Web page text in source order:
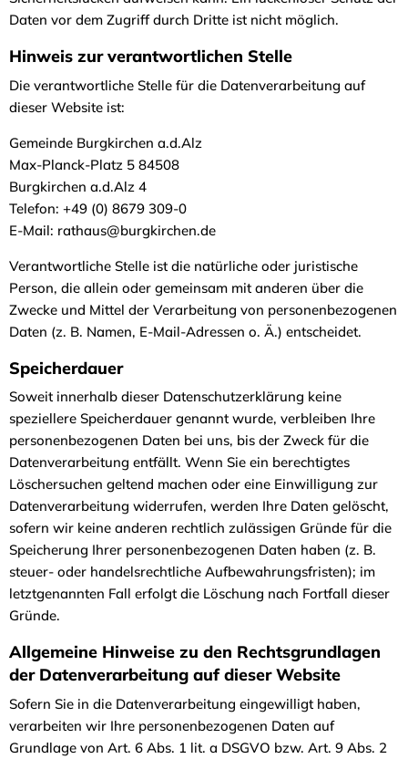
Daten vor dem Zugriff durch Dritte ist nicht möglich.
Hinweis zur verantwortlichen Stelle
Die verantwortliche Stelle für die Datenverarbeitung auf
dieser Website ist:
Gemeinde Burgkirchen a.d.Alz
Max-Planck-Platz 5 84508
Burgkirchen a.d.Alz 4
Telefon: +49 (0) 8679 309-0
E-Mail: rathaus@burgkirchen.de
Verantwortliche Stelle ist die natürliche oder juristische
Person, die allein oder gemeinsam mit anderen über die
Zwecke und Mittel der Verarbeitung von personenbezogenen
Daten (z. B. Namen, E-Mail-Adressen o. Ä.) entscheidet.
Speicherdauer
Soweit innerhalb dieser Datenschutzerklärung keine
speziellere Speicherdauer genannt wurde, verbleiben Ihre
personenbezogenen Daten bei uns, bis der Zweck für die
Datenverarbeitung entfällt. Wenn Sie ein berechtigtes
Löschersuchen geltend machen oder eine Einwilligung zur
Datenverarbeitung widerrufen, werden Ihre Daten gelöscht,
sofern wir keine anderen rechtlich zulässigen Gründe für die
Speicherung Ihrer personenbezogenen Daten haben (z. B.
steuer- oder handelsrechtliche Aufbewahrungsfristen); im
letztgenannten Fall erfolgt die Löschung nach Fortfall dieser
Gründe.
Allgemeine Hinweise zu den Rechtsgrundlagen
der Datenverarbeitung auf dieser Website
Sofern Sie in die Datenverarbeitung eingewilligt haben,
verarbeiten wir Ihre personenbezogenen Daten auf
Grundlage von Art. 6 Abs. 1 lit. a DSGVO bzw. Art. 9 Abs. 2